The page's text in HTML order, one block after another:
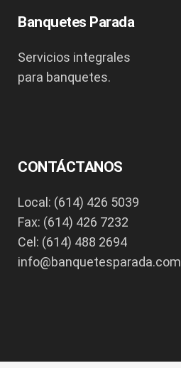
Banquetes Parada
Servicios integrales
para banquetes.
CONTÁCTANOS
Local: (614) 426 5039
Fax: (614) 426 7232
Cel: (614) 488 2694
info@banquetesparada.com